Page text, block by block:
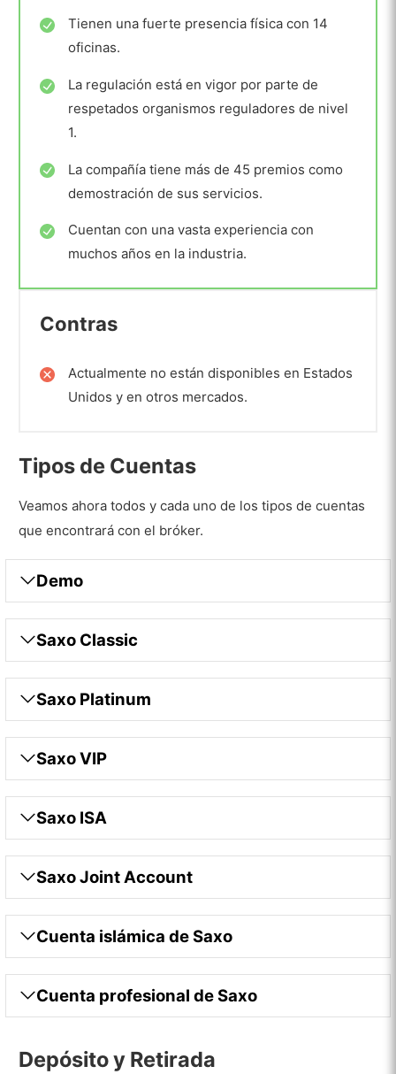
Tienen una fuerte presencia física con 14
oficinas.
La regulación está en vigor por parte de
respetados organismos reguladores de nivel
1.
La compañía tiene más de 45 premios como
demostración de sus servicios.
Cuentan con una vasta experiencia con
muchos años en la industria.
Contras
Actualmente no están disponibles en Estados
Unidos y en otros mercados.
Tipos de Cuentas
Veamos ahora todos y cada uno de los tipos de cuentas
que encontrará con el bróker.
Demo
Saxo Classic
Saxo Platinum
Saxo VIP
Saxo ISA
Saxo Joint Account
Cuenta islámica de Saxo
Cuenta profesional de Saxo
Depósito y Retirada